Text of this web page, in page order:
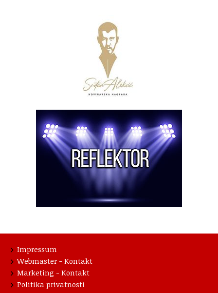
Impressum
Webmaster - Kontakt
Marketing - Kontakt
Politika privatnosti